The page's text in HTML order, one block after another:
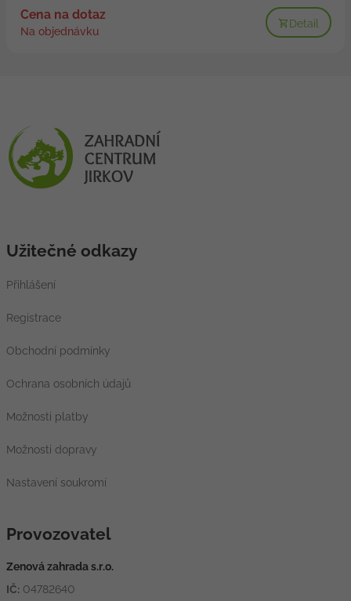
Cena na dotaz
Na objednávku
Detail
Užitečné odkazy
Přihlášení
Registrace
Obchodní podmínky
Ochrana osobních údajů
Možnosti platby
Možnosti dopravy
Nastavení soukromí
Provozovatel
Zenová zahrada s.r.o.
IČ: 04782640